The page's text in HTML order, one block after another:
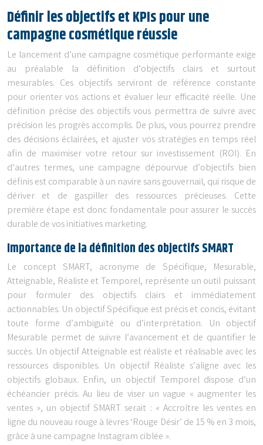
Définir les objectifs et KPIs pour une
campagne cosmétique réussie
Le lancement d’une campagne cosmétique performante exige
au préalable la définition d’objectifs clairs et surtout
mesurables. Ces objectifs serviront de référence constante
pour orienter vos actions et évaluer leur efficacité réelle. Une
définition précise des objectifs vous permettra de suivre avec
précision les progrès accomplis. De plus, vous pourrez prendre
des décisions éclairées, et ajuster vos stratégies en temps réel
afin de maximiser votre retour sur investissement (ROI). En
d’autres termes, une campagne dépourvue d’objectifs bien
définis est comparable à un navire sans gouvernail, qui risque de
dériver et de gaspiller des ressources précieuses. Cette
première étape est donc fondamentale pour assurer le succès
durable de vos initiatives marketing.
Importance de la définition des objectifs SMART
Le concept SMART, acronyme de Spécifique, Mesurable,
Atteignable, Réaliste et Temporel, représente un outil puissant
pour formuler des objectifs clairs et immédiatement
actionnables. Un objectif Spécifique est précis et concis, évitant
toute forme d’ambiguïté ou d’interprétation. Un objectif
Mesurable permet de suivre l’avancement et de quantifier le
succès. Un objectif Atteignable est réaliste et réalisable avec les
ressources disponibles. Un objectif Réaliste s’aligne avec les
objectifs globaux. Enfin, un objectif Temporel dispose d’un
échéancier précis. Au lieu de viser un vague « augmenter les
ventes », un objectif SMART serait : « Accroître les ventes en
ligne du nouveau rouge à lèvres ‘Rouge Désir’ de 15 % en 3 mois,
grâce à une campagne Instagram ciblée ».